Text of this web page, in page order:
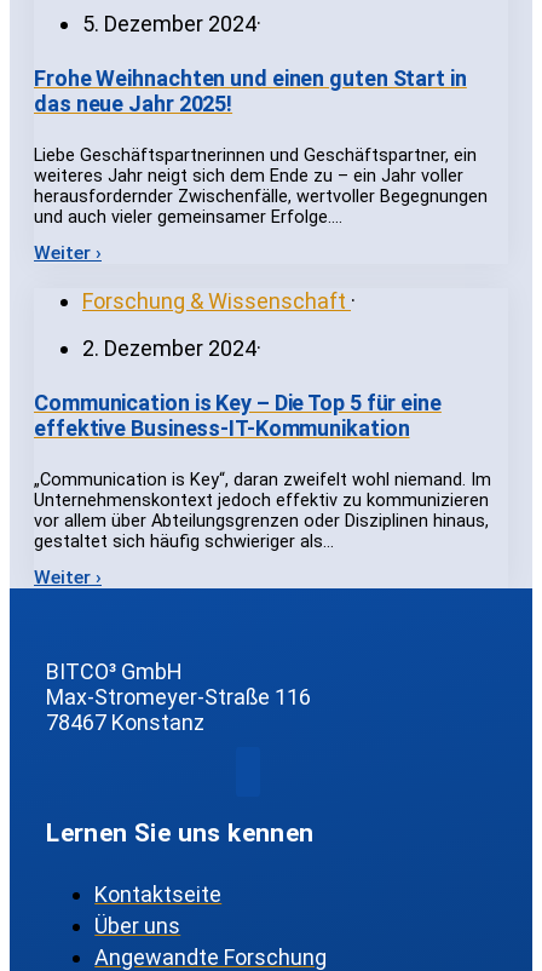
5. Dezember 2024·
Frohe Weihnachten und einen guten Start in
das neue Jahr 2025!
Liebe Geschäftspartnerinnen und Geschäftspartner, ein
weiteres Jahr neigt sich dem Ende zu – ein Jahr voller
herausfordernder Zwischenfälle, wertvoller Begegnungen
und auch vieler gemeinsamer Erfolge.…
Weiter ›
Forschung & Wissenschaft ·
2. Dezember 2024·
Communication is Key – Die Top 5 für eine
effektive Business-IT-Kommunikation
„Communication is Key“, daran zweifelt wohl niemand. Im
Unternehmenskontext jedoch effektiv zu kommunizieren
vor allem über Abteilungsgrenzen oder Disziplinen hinaus,
gestaltet sich häufig schwieriger als…
Weiter ›
BITCO³ GmbH
Max-Stromeyer-Straße 116
78467 Konstanz
Lernen Sie uns kennen
Kontaktseite
Über uns
Angewandte Forschung